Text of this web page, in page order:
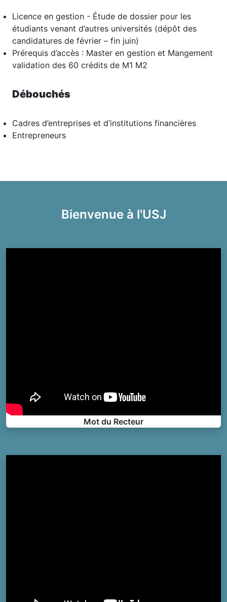
Licence en gestion - Étude de dossier pour les
étudiants venant d’autres universités (dépôt des
candidatures de février – fin juin)
Prérequis d’accès : Master en gestion et Mangement
validation des 60 crédits de M1 M2
Débouchés
Cadres d’entreprises et d’institutions financières
Entrepreneurs
Bienvenue à l'USJ
Mot du Recteur